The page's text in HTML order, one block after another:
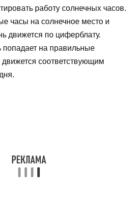
работу солнечных часов.
часы на солнечное место и
движется по циферблату.
попадает на правильные
соответствующим